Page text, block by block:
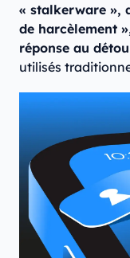
« stalkerware »,
de harcèlement
réponse au
utilisés